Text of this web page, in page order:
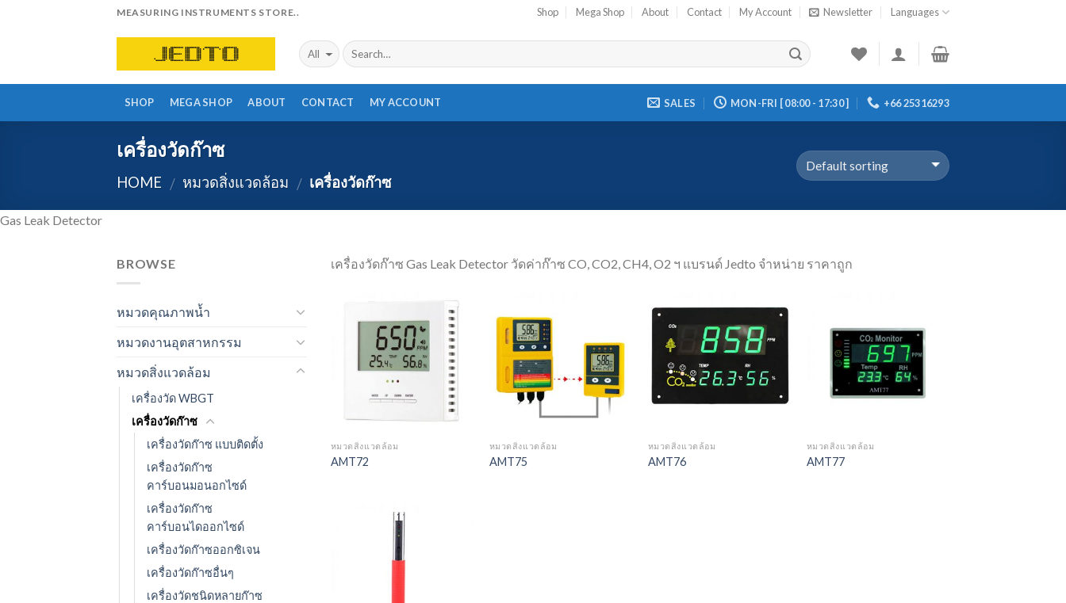
MEASURING INSTRUMENTS STORE.. Shop Mega Shop About Contact My Account Newsletter Languages
SHOP MEGA SHOP ABOUT CONTACT MY ACCOUNT SALES MON-FRI [ 08:00 - 17:30 ] +66 25316293
เครื่องวัดก๊าซ
HOME / หมวดสิ่งแวดล้อม / เครื่องวัดก๊าซ
Gas Leak Detector
BROWSE
หมวดคุณภาพน้ำ
หมวดงานอุตสาหกรรม
หมวดสิ่งแวดล้อม
เครื่องวัด WBGT
เครื่องวัดก๊าซ
เครื่องวัดก๊าซ แบบติดตั้ง
เครื่องวัดก๊าซ
คาร์บอนมอนอกไซด์
เครื่องวัดก๊าซ
คาร์บอนไดออกไซด์
เครื่องวัดก๊าซออกซิเจน
เครื่องวัดก๊าซอื่นๆ
เครื่องวัดชนิดหลายก๊าซ
เครื่องวัดก๊าซ Gas Leak Detector วัดค่าก๊าซ CO, CO2, CH4, O2 ฯ แบรนด์ Jedto จำหน่าย ราคาถูก
Add to
Wishlist
หมวดสิ่งแวดล้อม
AMT72
Wishlist
หมวดสิ่งแวดล้อม
AMT75
Add to
Wishlist
หมวดสิ่งแวดล้อม
AMT76
Add to
Wishlist
หมวดสิ่งแวดล้อม
AMT77